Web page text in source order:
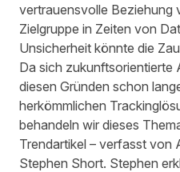
vertrauensvolle Beziehung
Zielgruppe in Zeiten von
Unsicherheit könnte die
Da sich zukunftsorientierte
diesen Gründen schon
herkömmlichen
behandeln wir dieses
Trendartikel – verfasst von
Stephen Short. Stephen